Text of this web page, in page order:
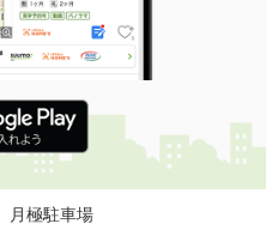
月極駐車場